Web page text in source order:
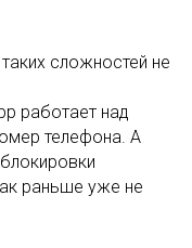
сложностей не
работает над
телефона. А
раньше уже не